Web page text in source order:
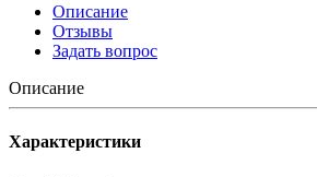
Описание
Отзывы
Задать вопрос
Описание
Характеристики